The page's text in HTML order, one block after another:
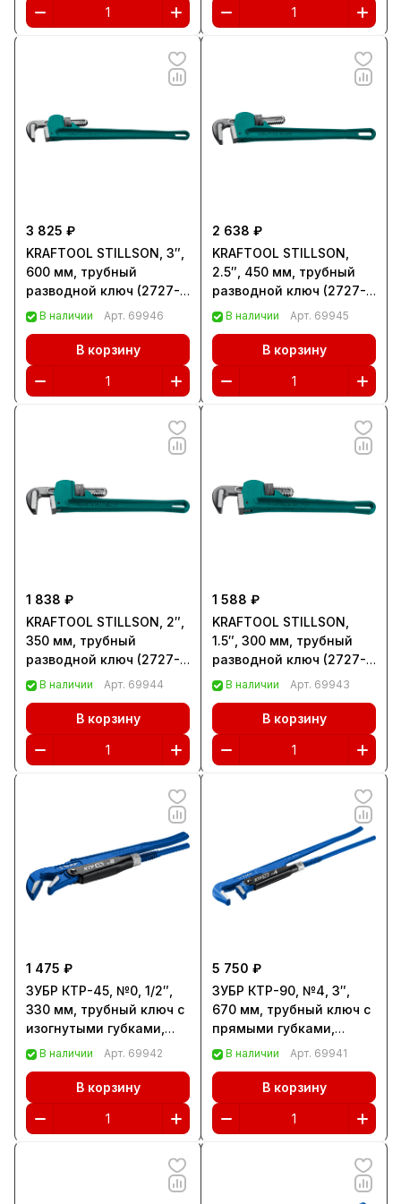
3 825 ₽
KRAFTOOL STILLSON, 3″,
600 мм, трубный
разводной ключ (2727-
60)В наличии Арт. 69946
В корзину
2 638 ₽
KRAFTOOL STILLSON,
2.5″, 450 мм, трубный
разводной ключ (2727-
45)В наличии Арт. 69945
В корзину
1 838 ₽
KRAFTOOL STILLSON, 2″,
350 мм, трубный
разводной ключ (2727-
35)В наличии Арт. 69944
В корзину
1 588 ₽
KRAFTOOL STILLSON,
1.5″, 300 мм, трубный
разводной ключ (2727-
30)В наличии Арт. 69943
В корзину
1 475 ₽
ЗУБР КТР-45, №0, 1/2″,
330 мм, трубный ключ с
изогнутыми губками,
Профессионал (27337-0)
В наличии Арт. 69942
В корзину
5 750 ₽
ЗУБР КТР-90, №4, 3″,
670 мм, трубный ключ с
прямыми губками,
Профессионал (27335-4)
В наличии Арт. 69941
В корзину